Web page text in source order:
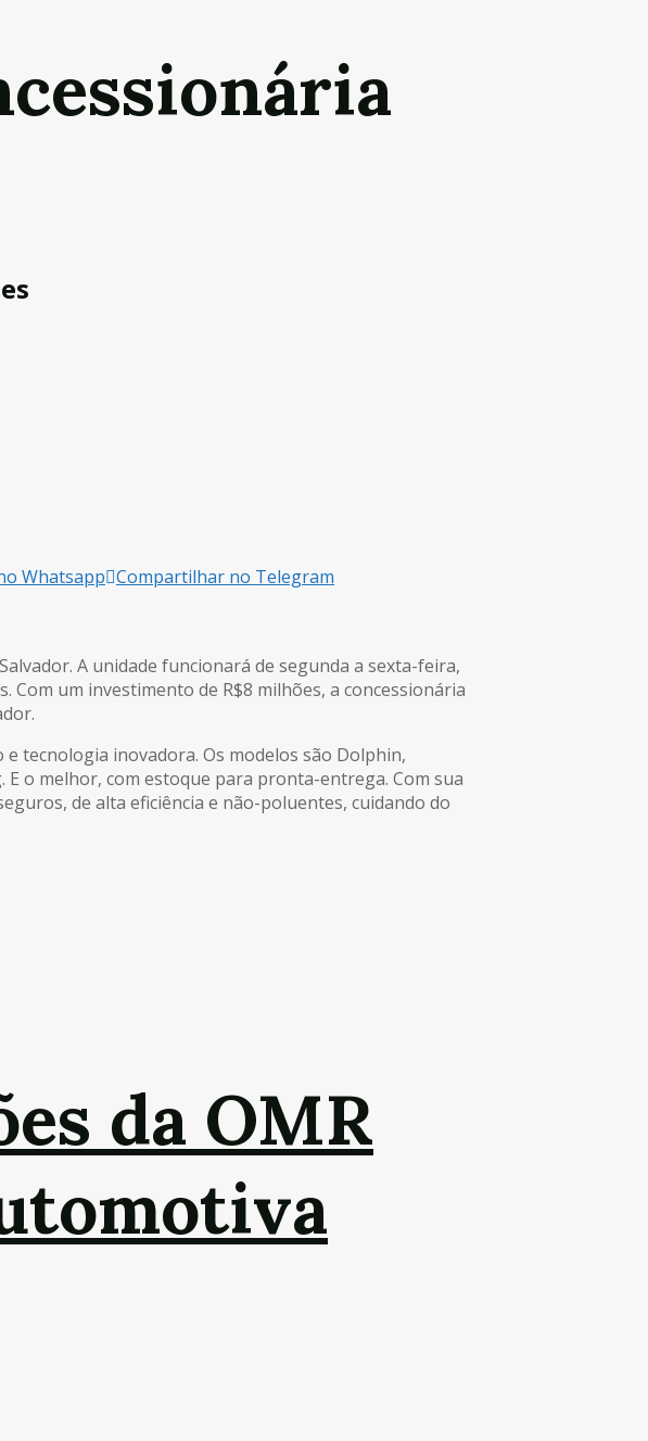
Whatsapp Compartilhar no Telegram
A unidade funcionará de segunda a sexta-feira,
Com um investimento de R$8 milhões, a concessionária
tecnologia inovadora. Os modelos são Dolphin,
E o melhor, com estoque para pronta-entrega. Com sua
de alta eficiência e não-poluentes, cuidando do
da OMR